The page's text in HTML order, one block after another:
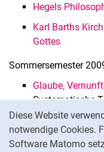
Diese Website
notwendige Cookies.
Software Matomo
Hegels
Karl Barths
Gottes
Sommersemester
Glaube,
Systematische
Einführung in
Theologie des